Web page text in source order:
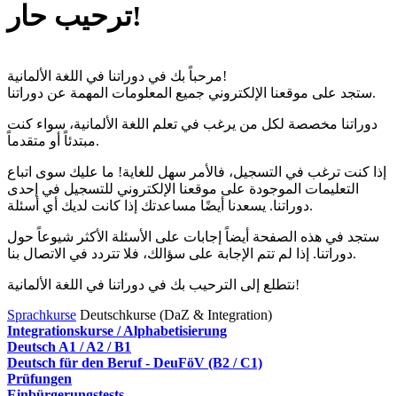
ترحيب حار!
مرحباً بك في دوراتنا في اللغة الألمانية!
ستجد على موقعنا الإلكتروني جميع المعلومات المهمة عن دوراتنا.
دوراتنا مخصصة لكل من يرغب في تعلم اللغة الألمانية، سواء كنت
مبتدئاً أو متقدماً.
إذا كنت ترغب في التسجيل، فالأمر سهل للغاية! ما عليك سوى اتباع
التعليمات الموجودة على موقعنا الإلكتروني للتسجيل في إحدى
دوراتنا. يسعدنا أيضًا مساعدتك إذا كانت لديك أي أسئلة.
ستجد في هذه الصفحة أيضاً إجابات على الأسئلة الأكثر شيوعاً حول
دوراتنا. إذا لم تتم الإجابة على سؤالك، فلا تتردد في الاتصال بنا.
نتطلع إلى الترحيب بك في دوراتنا في اللغة الألمانية!
Sprachkurse Deutschkurse (DaZ & Integration)
Integrationskurse / Alphabetisierung
Deutsch A1 / A2 / B1
Deutsch für den Beruf - DeuFöV (B2 / C1)
Prüfungen